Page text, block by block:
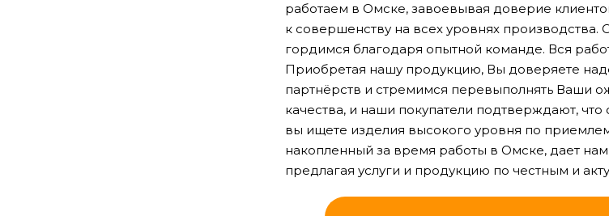
работаем в Омске, завоевывая доверие
к совершенству на всех уровнях
гордимся благодаря опытной команде. Вся
Приобретая нашу продукцию, Вы доверяете
партнёрств и стремимся перевыполнять Ваши
качества, и наши покупатели подтверждают,
вы ищете изделия высокого уровня по
накопленный за время работы в Омске, дает
предлагая услуги и продукцию по честным и